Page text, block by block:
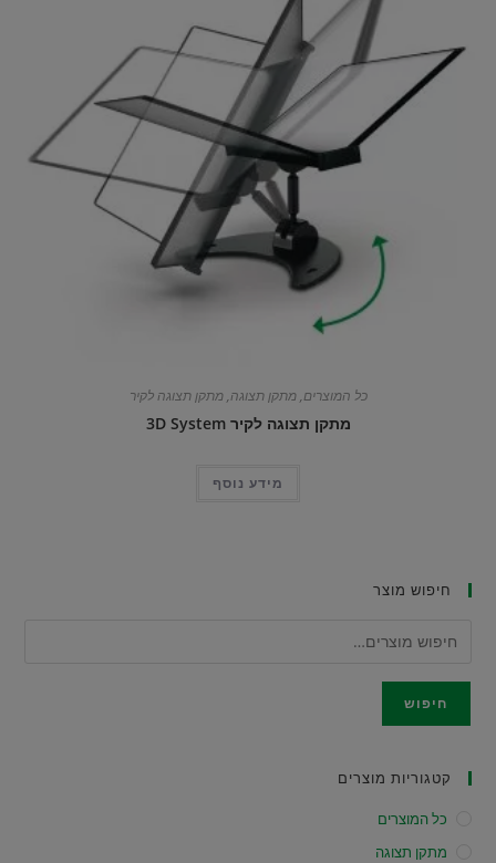
כל המוצרים,מתקן תצוגה,מתקן תצוגה לקיר
מתקן תצוגה לקיר 3D System
מידע נוסף
חיפוש מוצר
חיפוש
קטגוריות מוצרים
כל המוצרים
מתקן תצוגה